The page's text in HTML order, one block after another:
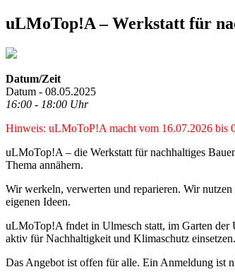
uLMoTop!A – Werkstatt für
Datum/Zeit
Datum - 08.05.2025
16:00 - 18:00 Uhr
Hinweis: uLMoToP!A macht vom 16.07.2026 bis
uLMoTop!A – die Werkstatt für nachhaltiges
Thema annähern.
Wir werkeln, verwerten und reparieren. Wir
eigenen Ideen.
uLMoTop!A fndet in Ulmesch statt, im Garten der
aktiv für Nachhaltigkeit und Klimaschutz einsetzen.
Das Angebot ist offen für alle. Ein Anmeldung ist